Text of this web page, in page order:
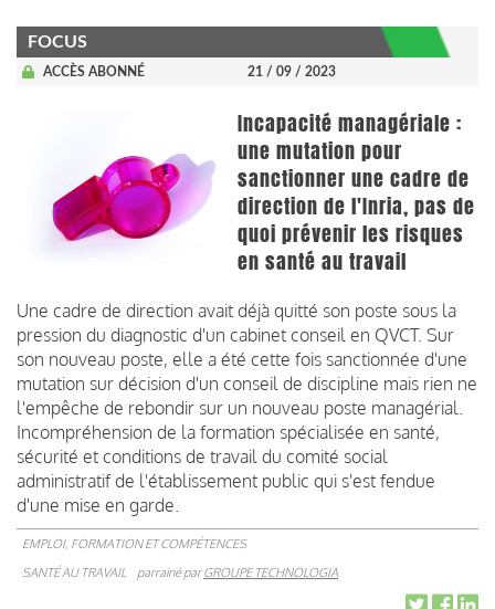
FOCUS
ACCÈS ABONNÉ 21 / 09 / 2023
Incapacité managériale :
une mutation pour
sanctionner une cadre de
direction de l'Inria, pas de
quoi prévenir les risques
en santé au travail
Une cadre de direction avait déjà quitté son poste sous la
pression du diagnostic d'un cabinet conseil en QVCT. Sur
son nouveau poste, elle a été cette fois sanctionnée d'une
mutation sur décision d'un conseil de discipline mais rien ne
l'empêche de rebondir sur un nouveau poste managérial.
Incompréhension de la formation spécialisée en santé,
sécurité et conditions de travail du comité social
administratif de l'établissement public qui s'est fendue
d'une mise en garde.
EMPLOI, FORMATION ET COMPÉTENCES
SANTÉ AU TRAVAIL
parrainé parGROUPE TECHNOLOGIA